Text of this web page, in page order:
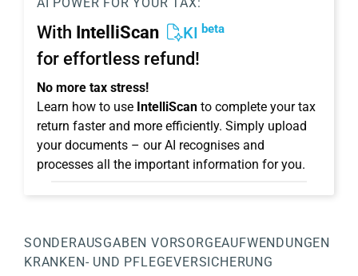
With IntelliScan KI beta
for effortless refund!
No more tax stress!
Learn how to use IntelliScan to complete your tax
return faster and more efficiently. Simply upload
your documents – our AI recognises and
processes all the important information for you.
SONDERAUSGABEN VORSORGEAUFWENDUNGEN
KRANKEN- UND PFLEGEVERSICHERUNG